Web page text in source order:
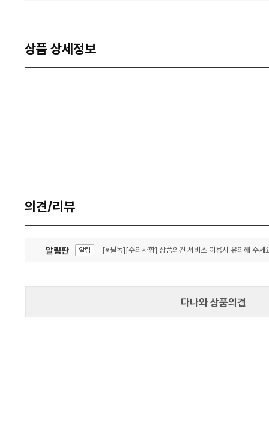
상품 상세정보
의견/리뷰
알림판 알림 [※필독][주의사항] 상품의견 서비스 이용시 유의해 주세
다나와 상품의견